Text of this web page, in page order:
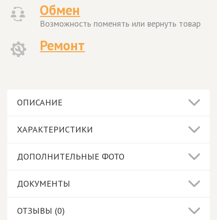
Обмен
Возможность поменять или вернуть товар
Ремонт
ОПИСАНИЕ
ХАРАКТЕРИСТИКИ
ДОПОЛНИТЕЛЬНЫЕ ФОТО
ДОКУМЕНТЫ
ОТЗЫВЫ (0)